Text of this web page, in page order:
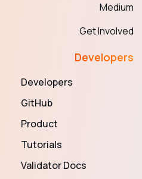
Medium
Get Involved
Developers
Developers
GitHub
Product
Tutorials
Validator Docs